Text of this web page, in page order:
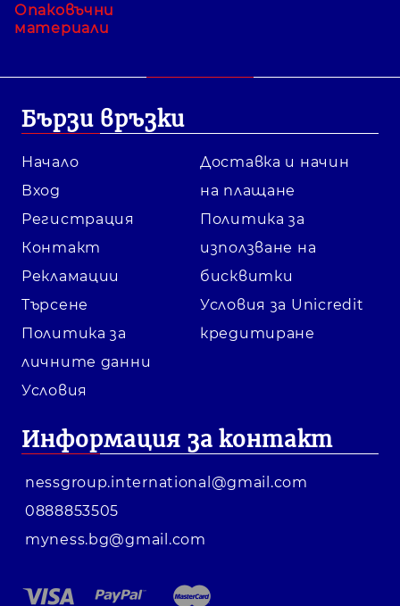
Опаковъчни
материали
Бързи връзки
Начало
Вход
Регистрация
Контакт
Рекламации
Търсене
Политика за
личните данни
Условия
Доставка и начин
на плащане
Политика за
използване на
бисквитки
Условия за Unicredit
кредитиране
Информация за контакт
nessgroup.international@gmail.com
0888853505
myness.bg@gmail.com